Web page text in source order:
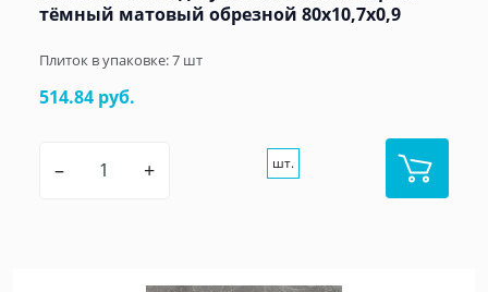
тёмный матовый обрезной 80x10,7x0,9
Плиток в упаковке:7 шт
514.84 руб.
– + шт.